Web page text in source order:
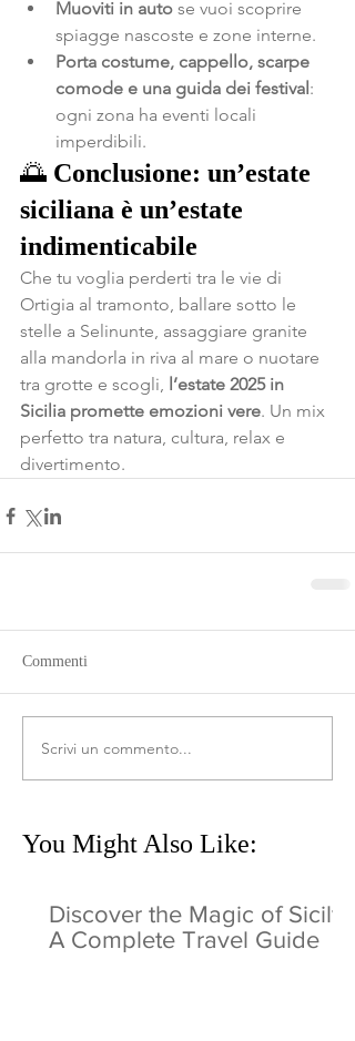
You Might Also Like:
Muoviti in auto se vuoi scoprire
spiagge nascoste e zone interne.
Porta costume, cappello, scarpe
comode e una guida dei festival:
ogni zona ha eventi locali
imperdibili.
🌅 Conclusione: un’estate
siciliana è un’estate
indimenticabile
Che tu voglia perderti tra le vie di
Ortigia al tramonto, ballare sotto le
stelle a Selinunte, assaggiare granite
alla mandorla in riva al mare o nuotare
tra grotte e scogli, l’estate 2025 in
Sicilia promette emozioni vere. Un mix
perfetto tra natura, cultura, relax e
divertimento.
Commenti
Scrivi un commento...
Discover the Magic of Sicily:
A Complete Travel Guide